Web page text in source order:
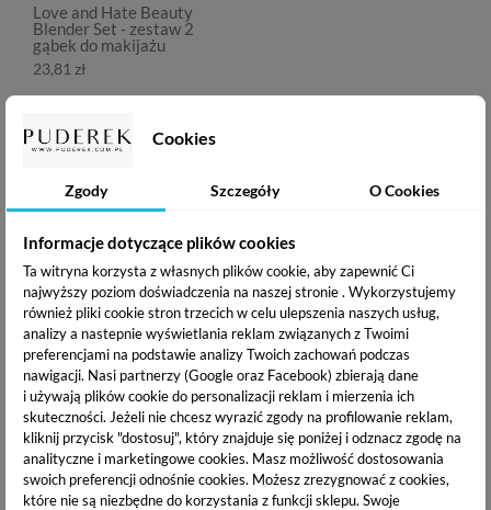
Cookies
Zgody Szczegóły O Cookies
Informacje dotyczące plików cookies
Ta witryna korzysta z własnych plików cookie, aby zapewnić Ci
najwyższy poziom doświadczenia na naszej stronie . Wykorzystujemy
również pliki cookie stron trzecich w celu ulepszenia naszych usług,
analizy a nastepnie wyświetlania reklam związanych z Twoimi
preferencjami na podstawie analizy Twoich zachowań podczas
nawigacji. Nasi partnerzy (Google oraz Facebook) zbierają dane
i używają plików cookie do personalizacji reklam i mierzenia ich
skuteczności. Jeżeli nie chcesz wyrazić zgody na profilowanie reklam,
kliknij przycisk "dostosuj", który znajduje się poniżej i odznacz zgodę na
analityczne i marketingowe cookies. Masz możliwość dostosowania
swoich preferencji odnośnie cookies. Możesz zrezygnować z cookies,
które nie są niezbędne do korzystania z funkcji sklepu. Swoje
Love and Hate Beauty
Blender Set - zestaw 2
gąbek do makijażu
23,81 zł
DOSTAWA I PŁATNOŚĆ
Zestaw dwóch super miękkich gąbek do makijażu
z metalowym stojakiem na gąbkę. Gąbki posiadają
multifunkcyjny kształt ze ściętym bokiem. Stworzone z
najwyższej jakości, bezlateksowego tworzywa. Idealna
porowatość oraz tworzywo typu "super-soft" zapewniają
niebywały komfort aplikacji kosmetyków płynnych,
półpłynnych i kremowych. Dzięki nim równomiernie
rozprowadzisz podkład lub korektor, które doskonale
wtapiają się w cerę zapewniając nieskazitelny makijaż, a także
wykonasz baking czy zaaplikujesz rozświetlacz lub inne
kremowe kosmetyki.